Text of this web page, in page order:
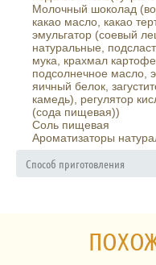
Молочный шоколад
какао масло, какао
эмульгатор (соевый
натуральные,
мука, крахмал
подсолнечное масло,
яичный белок,
камедь), регулятор
(сода пищевая))
Соль пищевая
Ароматизаторы
Способ приготовления